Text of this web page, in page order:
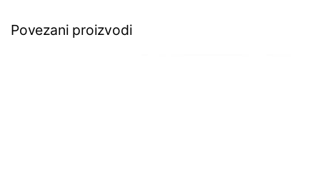
Povezani proizvodi